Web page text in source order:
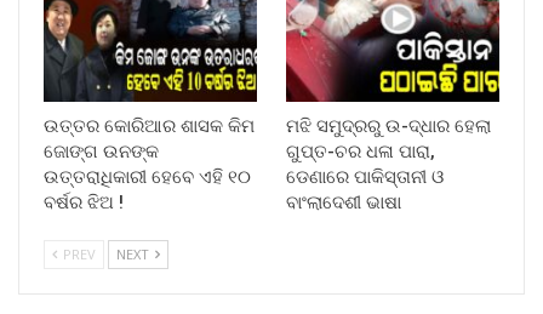
ଉତ୍ତର କୋରିଆର ଶାସକ କିମ
ଜୋଙ୍ଗ ଉନଙ୍କ
ଉତ୍ତରାଧିକାରୀ ହେବେ ଏହି ୧୦
ବର୍ଷର ଝିଅ !
ମଝି ସମୁଦ୍ରରୁ ଉ-ଦ୍ଧାର ହେଲା
ଗୁପ୍ତ-ଚର ଧଳା ପାରା,
ଡେଣାରେ ପାକିସ୍ତାନୀ ଓ
ବାଂଲାଦେଶୀ ଭାଷା
PREV NEXT